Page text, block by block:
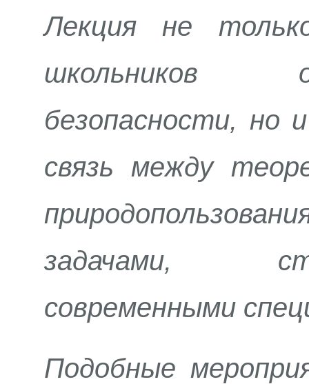
Лекция не
школьников
безопасности, но
связь между
задачами,
современными
Подобные